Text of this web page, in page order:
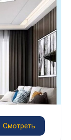
Смотреть